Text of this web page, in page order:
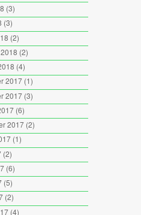
(3)
(3)
(2)
(2)
(4)
2017(1)
2017(3)
(6)
2017(2)
(1)
(2)
(6)
(5)
(2)
(4)